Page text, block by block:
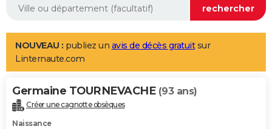
Aménagement intérieur
LIFESTYLE
Art de vivre
Bien-être
Loisirs
Mode
Modes de vie
Alimentation
Guide de la santé
Maladies
Médicaments
Sommeil
VOYAGE
Destinations
City break
Voyage nature
Voyage de noces
Forum
Climat
+PHOTO
NOUVEAU : publiez un avis de décès gratuitsur
Linternaute.com
Germaine TOURNEVACHE (93 ans)
Créer une cagnotte obsèques
Naissance